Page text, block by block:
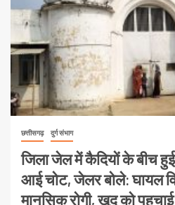
छत्तीसगढ़ दुर्ग संभाग
जिला जेल में कैदियों के बीच
आई चोट, जेलर बोले: घायल
मानसिक रोगी, खुद को